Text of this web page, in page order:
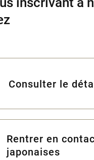
Consulter le
Rentrer en
japonaises